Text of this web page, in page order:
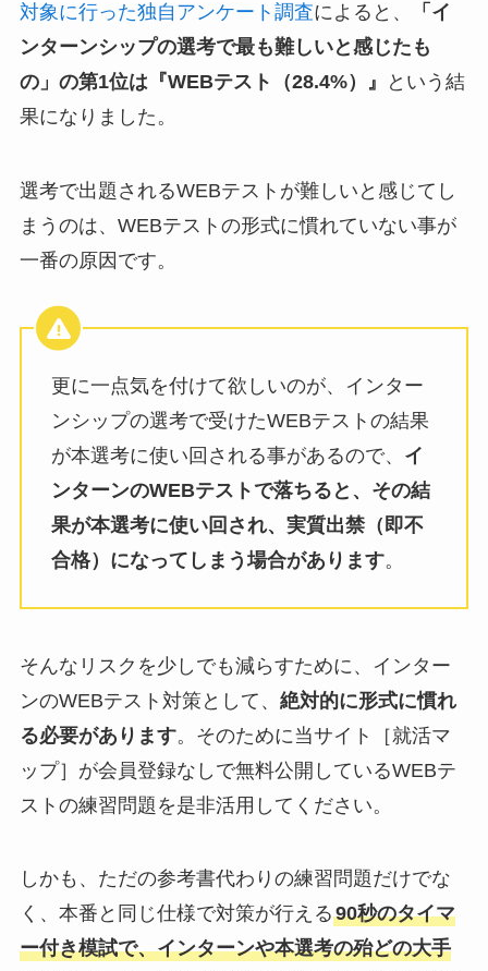
対象に行った独自アンケート調査によると、
「イ
ンターンシップの選考で最も難しいと感じたも
の」の第1位は『WEBテスト（28.4%）』
という結
果になりました。
選考で出題されるWEBテストが難しいと感じてし
まうのは、WEBテストの形式に慣れていない事が
一番の原因です。
更に一点気を付けて欲しいのが、インター
ンシップの選考で受けたWEBテストの結果
が本選考に使い回される事があるので、 イ
ンターンのWEBテストで落ちると、その結
果が本選考に使い回され、実質出禁（即不
合格）になってしまう場合があります。
そんなリスクを少しでも減らすために、インター
ンのWEBテスト対策として、 絶対的に形式に慣れ
る必要があります。そのために当サイト［就活マ
ップ］が会員登録なしで無料公開しているWEBテ
ストの練習問題を是非活用してください。
しかも、ただの参考書代わりの練習問題だけでな
く、本番と同じ仕様で対策が行える90秒のタイマ
ー付き模試で、インターンや本選考の殆どの大手